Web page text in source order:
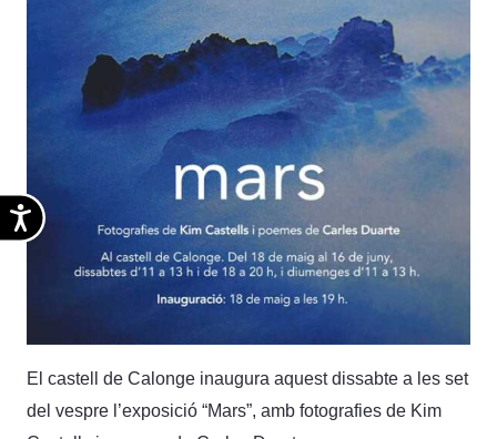
Accesibilidad
El castell de Calonge inaugura aquest dissabte a les set
del vespre l’exposició “Mars”, amb fotografies de Kim